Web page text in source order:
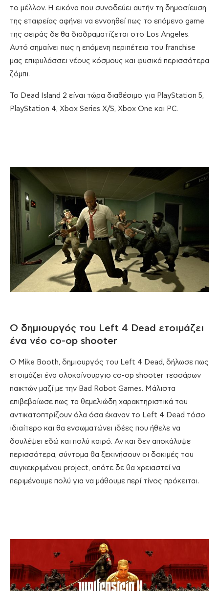
το μέλλον. Η εικόνα που συνοδεύει αυτήν τη δημοσίευση
της εταιρείας αφήνει να εννοηθεί πως το επόμενο game
της σειράς δε θα διαδραματίζεται στο Los Angeles.
Αυτό σημαίνει πως η επόμενη περιπέτεια του franchise
μας επιφυλάσσει νέους κόσμους και φυσικά περισσότερα
ζόμπι.
Το Dead Island 2 είναι τώρα διαθέσιμο για PlayStation 5,
PlayStation 4, Xbox Series X/S, Xbox One και PC.
Ο δημιουργός του Left 4 Dead ετοιμάζει
ένα νέο co-op shooter
Ο Mike Booth, δημιουργός του Left 4 Dead, δήλωσε πως
ετοιμάζει ένα ολοκαίνουργιο co-op shooter τεσσάρων
παικτών μαζί με την Bad Robot Games. Μάλιστα
επιβεβαίωσε πως τα θεμελιώδη χαρακτηριστικά του
αντικατοπτρίζουν όλα όσα έκαναν το Left 4 Dead τόσο
ιδιαίτερο και θα ενσωματώνει ιδέες που ήθελε να
δουλέψει εδώ και πολύ καιρό. Αν και δεν αποκάλυψε
περισσότερα, σύντομα θα ξεκινήσουν οι δοκιμές του
συγκεκριμένου project, οπότε δε θα χρειαστεί να
περιμένουμε πολύ για να μάθουμε περί τίνος πρόκειται.